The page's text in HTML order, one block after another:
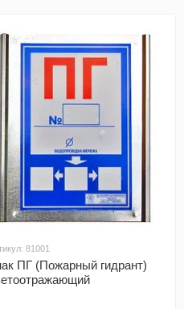
81001
ПГ (Пожарный гидрант)